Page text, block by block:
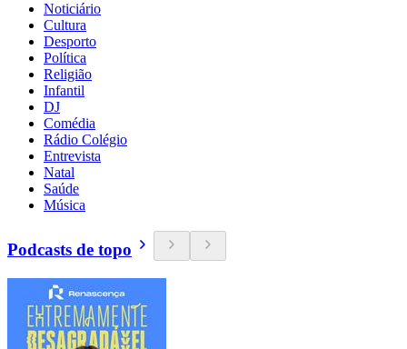
Noticiário
Cultura
Desporto
Política
Religião
Infantil
DJ
Comédia
Rádio Colégio
Entrevista
Natal
Saúde
Música
Podcasts de topo